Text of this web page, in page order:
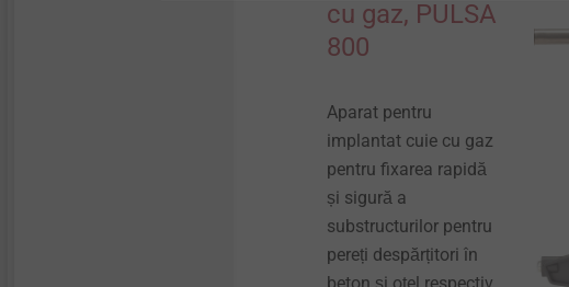
cu gaz, PULSA
800
Aparat pentru
implantat cuie cu gaz
pentru fixarea rapidă
și sigură a
substructurilor pentru
pereți despărțitori în